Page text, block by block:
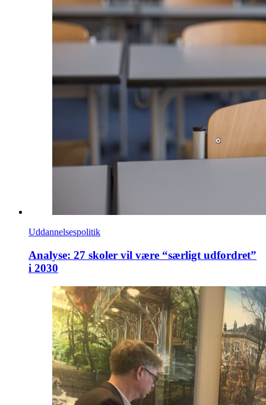
Uddannelsespolitik
Analyse: 27 skoler vil være “særligt udfordret”
i 2030